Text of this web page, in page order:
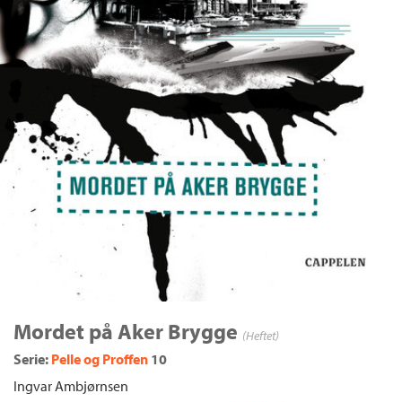
Mordet på Aker Brygge (Heftet)
Serie: Pelle og Proffen 10
Ingvar Ambjørnsen